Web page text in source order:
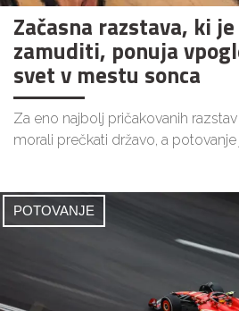
Začasna razstava, ki
zamuditi, ponuja
svet v mestu sonca
Za eno najbolj pričakovanih
morali prečkati državo, a potovanje
POTOVANJE